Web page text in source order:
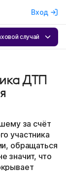
Вход
ОСАГОБизнес
случай
ДТП
за счёт
участника
обращаться
значит, что